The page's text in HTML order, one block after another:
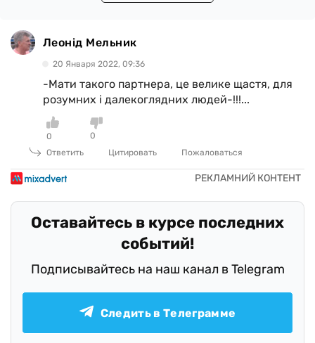
Леонід Мельник
20 Января 2022, 09:36
-Мати такого партнера, це велике щастя, для
розумних і далекоглядних людей-!!!...
0
0
Ответить
Цитировать Пожаловаться
Оставайтесь в курсе последних
событий!
Подписывайтесь на наш канал в Telegram
Следить в Телеграмме